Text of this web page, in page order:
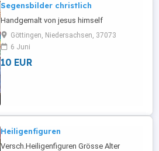
Segensbilder christlich
Handgemalt von jesus himself
Göttingen, Niedersachsen, 37073
6 Juni
10 EUR
Heiligenfiguren
Versch.Heiligenfiguren Grösse Alter